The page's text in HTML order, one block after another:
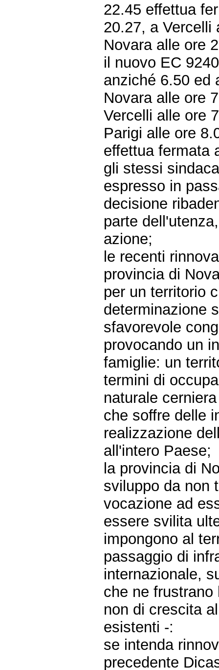
22.45 effettua
20.27, a Vercelli
Novara alle ore
il nuovo EC
anziché 6.50 ed
Novara alle ore
Vercelli alle ore
Parigi alle ore
effettua fermata
gli stessi
espresso in
decisione
parte
azione;
le recenti
provincia di
per un territorio
determinazione
sfavorevole
provocando un
famiglie: un
termini di
naturale
che soffre delle
realizzazione
all'intero Paese;
la provincia di
sviluppo da non
vocazione ad
essere svilita
impongono al
passaggio di
internazionale,
che ne
non di crescita
esistenti -:
se intenda
precedente